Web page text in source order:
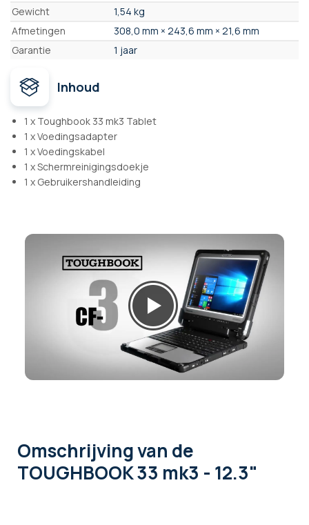
Gewicht
1,54 kg
Afmetingen
308,0 mm × 243,6 mm × 21,6 mm
Garantie
1 jaar
Inhoud
1 x Toughbook 33 mk3 Tablet
1 x Voedingsadapter
1 x Voedingskabel
1 x Schermreinigingsdoekje
1 x Gebruikershandleiding
Omschrijvingvan de
TOUGHBOOK 33 mk3 - 12.3"